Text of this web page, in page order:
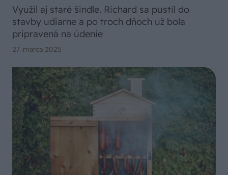
Využil aj staré šindle. Richard sa pustil do
stavby udiarne a po troch dňoch už bola
pripravená na údenie
27. marca 2025